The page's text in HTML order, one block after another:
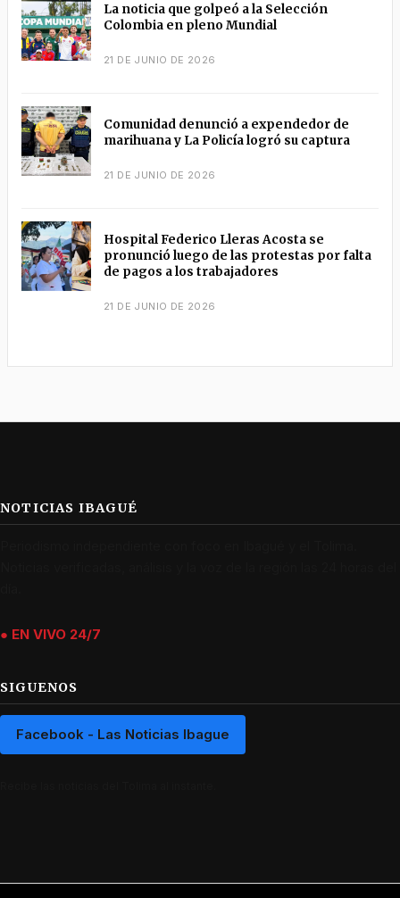
La noticia que golpeó a la Selección
Colombia en pleno Mundial
21 DE JUNIO DE 2026
Comunidad denunció a expendedor de
marihuana y La Policía logró su captura
21 DE JUNIO DE 2026
Hospital Federico Lleras Acosta se
pronunció luego de las protestas por falta
de pagos a los trabajadores
21 DE JUNIO DE 2026
NOTICIAS IBAGUÉ
● EN VIVO 24/7
SIGUENOS
Facebook - Las Noticias Ibague